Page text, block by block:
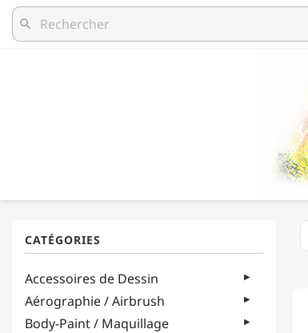
search
Accessoires de Dessin
Aérographie / Airbrush
Body-Paint / Maquillage